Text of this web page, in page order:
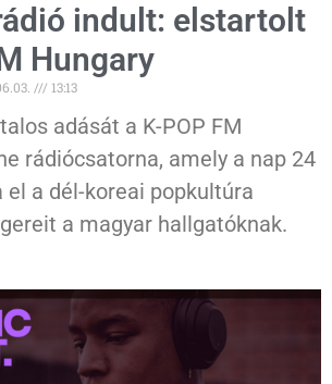
indult: elstartolt
Hungary
13:13
adását a K-POP FM
rádiócsatorna, amely a nap 24
el a dél-koreai popkultúra
a magyar hallgatóknak.